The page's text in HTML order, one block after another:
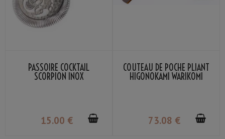
PASSOIRE COCKTAIL
SCORPION INOX
15.00 €
COUTEAU DE POCHE PLIANT
HIGONOKAMI WARIKOMI
73.08 €